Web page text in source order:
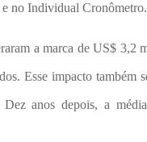
no Individual Cronômetro.
a marca de US$ 3,2
Esse impacto também
anos depois, a